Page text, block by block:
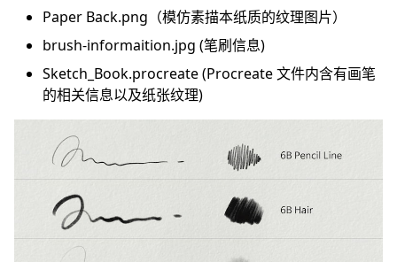
Paper Back.png（模仿素描本纸质的纹理图片）
brush-informaition.jpg (笔刷信息)
Sketch_Book.procreate (Procreate 文件内含有画笔
的相关信息以及纸张纹理)